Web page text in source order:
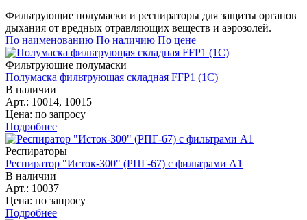
Фильтрующие полумаски и респираторы для защиты органов
дыхания от вредных отравляющих веществ и аэрозолей.
По наименованию По наличию По цене
Фильтрующие полумаски
Полумаска фильтрующая складная FFP1 (1С)
В наличии
Арт.: 10014, 10015
Цена: по запросу
Подробнее
Респираторы
Респиратор "Исток-300" (РПГ-67) с фильтрами А1
В наличии
Арт.: 10037
Цена: по запросу
Подробнее